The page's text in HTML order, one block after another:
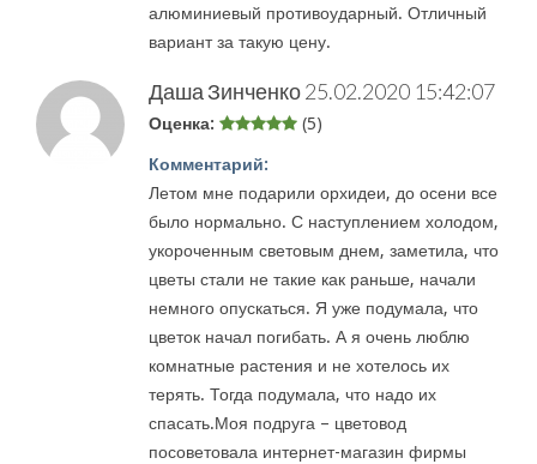
алюминиевый противоударный. Отличный
вариант за такую цену.
Даша Зинченко25.02.2020 15:42:07
Оценка: (5)
Комментарий:
Летом мне подарили орхидеи, до осени все
было нормально. С наступлением холодом,
укороченным световым днем, заметила, что
цветы стали не такие как раньше, начали
немного опускаться. Я уже подумала, что
цветок начал погибать. А я очень люблю
комнатные растения и не хотелось их
терять. Тогда подумала, что надо их
спасать.Моя подруга – цветовод
посоветовала интернет-магазин фирмы